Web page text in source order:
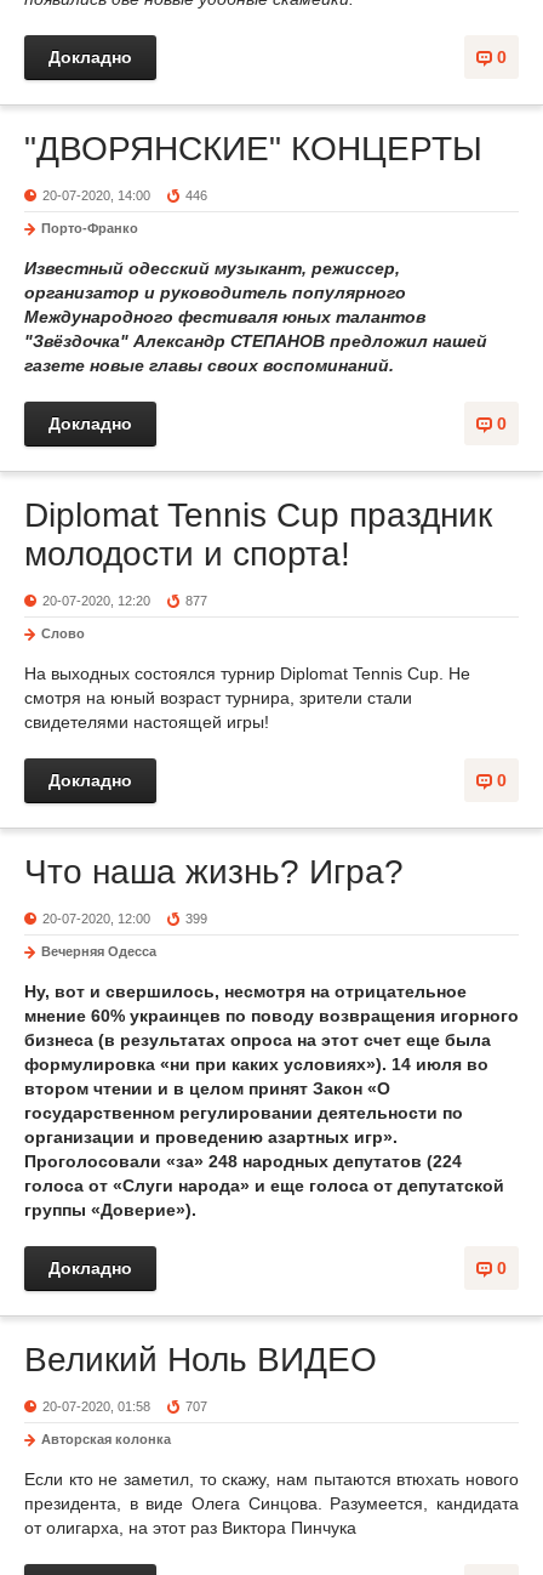
0
Докладно
"ДВОРЯНСКИЕ" КОНЦЕРТЫ
20-07-2020, 14:00 446
Порто-Франко
Известный одесский музыкант, режиссер,
организатор и руководитель популярного
Международного фестиваля юных талантов
"Звёздочка" Александр СТЕПАНОВ предложил нашей
газете новые главы своих воспоминаний.
0
Докладно
Diplomat Tennis Cup праздник
молодости и спорта!
20-07-2020, 12:20 877
Слово
На выходных состоялся турнир Diplomat Tennis Cup. Не
смотря на юный возраст турнира, зрители стали
свидетелями настоящей игры!
0
Докладно
Что наша жизнь? Игра?
20-07-2020, 12:00 399
Вечерняя Одесса
Ну, вот и свершилось, несмотря на отрицательное
мнение 60% украинцев по поводу возвращения игорного
бизнеса (в результатах опроса на этот счет еще была
формулировка «ни при каких условиях»). 14 июля во
втором чтении и в целом принят Закон «О
государственном регулировании деятельности по
организации и проведению азартных игр».
Проголосовали «за» 248 народных депутатов (224
голоса от «Слуги народа» и еще голоса от депутатской
группы «Доверие»).
0
Докладно
Великий Ноль ВИДЕО
20-07-2020, 01:58 707
Авторская колонка
Если кто не заметил, то скажу, нам пытаются втюхать нового
президента, в виде Олега Синцова. Разумеется, кандидата
от олигарха, на этот раз Виктора Пинчука